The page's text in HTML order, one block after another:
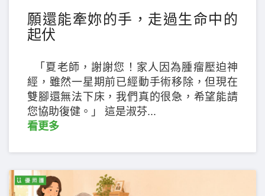
願還能牽妳的手，走過生命中的
起伏
「夏老師，謝謝您！家人因為腫瘤壓迫神
經，雖然一星期前已經動手術移除，但現在
雙腳還無法下床，我們真的很急，希望能請
您協助復健。」 這是淑芬...
看更多